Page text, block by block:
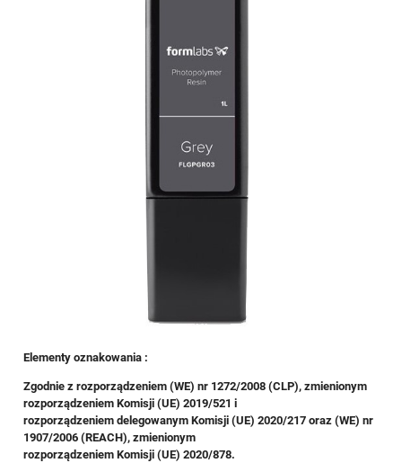
Elementy oznakowania :
Zgodnie z rozporządzeniem (WE) nr 1272/2008 (CLP), zmienionym
rozporządzeniem Komisji (UE) 2019/521 i
rozporządzeniem delegowanym Komisji (UE) 2020/217 oraz (WE) nr
1907/2006 (REACH), zmienionym
rozporządzeniem Komisji (UE) 2020/878.